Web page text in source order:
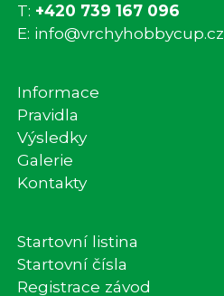
T: +420 739 167 096
E: info@vrchyhobbycup.cz
Informace
Pravidla
Výsledky
Galerie
Kontakty
Startovní listina
Startovní čísla
Registrace závod